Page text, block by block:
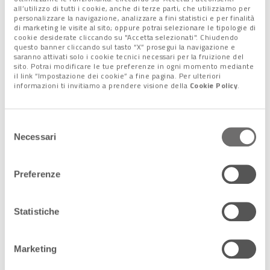
all’utilizzo di tutti i cookie, anche di terze parti, che utilizziamo per
personalizzare la navigazione, analizzare a fini statistici e per finalità
di marketing le visite al sito; oppure potrai selezionare le tipologie di
cookie desiderate cliccando su "Accetta selezionati". Chiudendo
questo banner cliccando sul tasto “X” prosegui la navigazione e
saranno attivati solo i cookie tecnici necessari per la fruizione del
sito. Potrai modificare le tue preferenze in ogni momento mediante
il link “Impostazione dei cookie” a fine pagina. Per ulteriori
informazioni ti invitiamo a prendere visione della Cookie Policy.
delNecessari
Preferenze
Statistiche
Marketing
Il codice rosso, poi la
rassicurazione: “gli esami hanno
dato esito negativo”
durante una cena con amici
, dove le sue
condizioni sono state monitorate e sono stati fatti tutti gli
reparto di medicina generale.
“Gli esami di approfondimento hanno dato
esito negativo
comunicato con una nota i medici dell’Azienda ospedaliera di